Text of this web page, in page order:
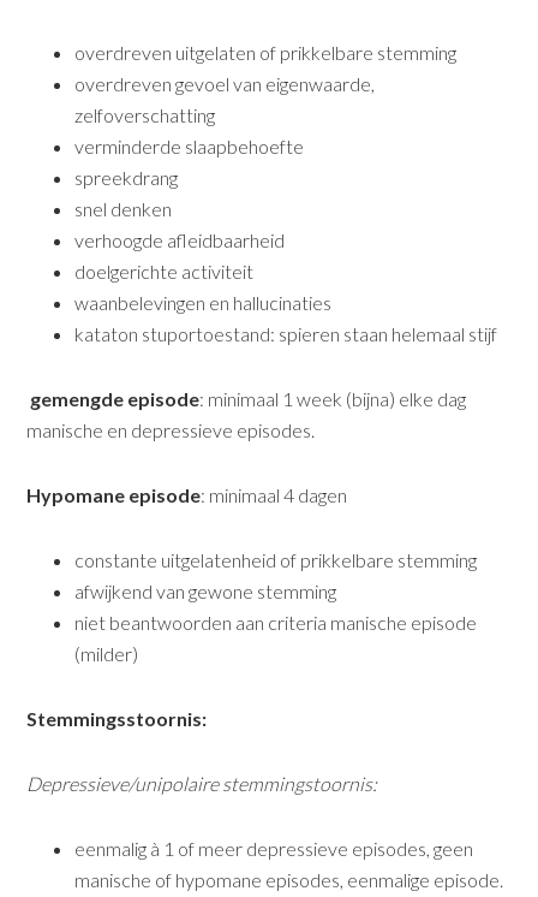
overdreven uitgelaten of prikkelbare stemming
overdreven gevoel van eigenwaarde,
zelfoverschatting
verminderde slaapbehoefte
spreekdrang
snel denken
verhoogde afleidbaarheid
doelgerichte activiteit
waanbelevingen en hallucinaties
kataton stuportoestand: spieren staan helemaal stijf
gemengde episode: minimaal 1 week (bijna) elke dag
manische en depressieve episodes.
Hypomane episode: minimaal 4 dagen
constante uitgelatenheid of prikkelbare stemming
afwijkend van gewone stemming
niet beantwoorden aan criteria manische episode
(milder)
Stemmingsstoornis:
Depressieve/unipolaire stemmingstoornis:
eenmalig à 1 of meer depressieve episodes, geen
manische of hypomane episodes, eenmalige episode.